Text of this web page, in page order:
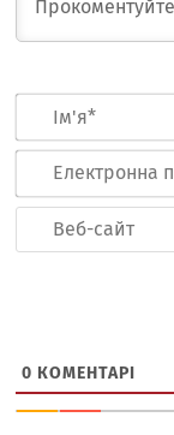
0 КОМЕНТАРІ